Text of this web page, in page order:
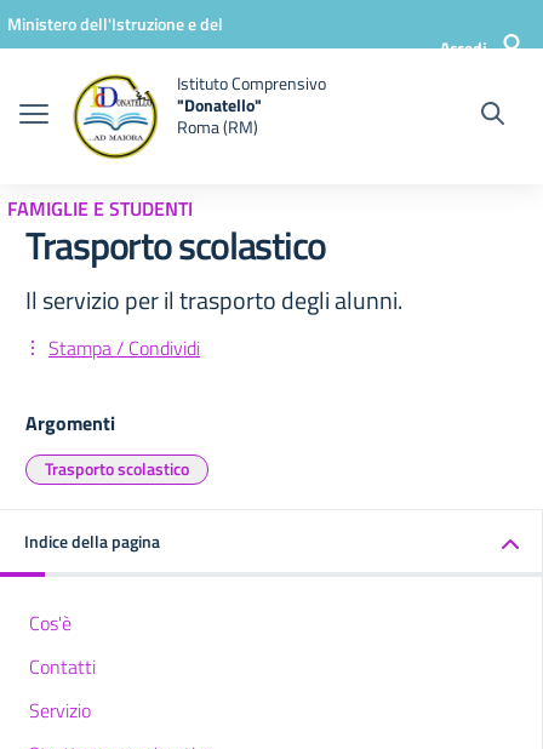
Vai ai contenuti
Vai al menu di navigazione
Vai al footer
Ministero dell'Istruzione e del
Accedi
Istituto Comprensivo
"Donatello"
Roma (RM)
FAMIGLIE E STUDENTI
Trasporto scolastico
Il servizio per il trasporto degli alunni.
Stampa / Condividi
Argomenti
Trasporto scolastico
Indice della pagina
Cos'è
Contatti
Servizio